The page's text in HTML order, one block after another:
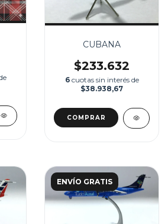
CUBANA
$233.632
6 cuotas sin interés de
$38.938,67
ENVÍO GRATIS